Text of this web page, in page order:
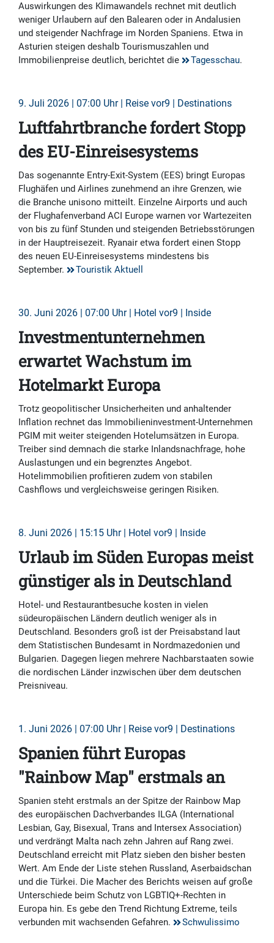
Auswirkungen des Klimawandels rechnet mit deutlich
weniger Urlaubern auf den Balearen oder in Andalusien
und steigender Nachfrage im Norden Spaniens. Etwa in
Asturien steigen deshalb Tourismuszahlen und
Immobilienpreise deutlich, berichtet die
Tagesschau.
9. Juli 2026 | 07:00 Uhr | Reise vor9 | Destinations
Luftfahrtbranche fordert Stopp
des EU-Einreisesystems
Das sogenannte Entry-Exit-System (EES) bringt Europas
Flughäfen und Airlines zunehmend an ihre Grenzen, wie
die Branche unisono mitteilt. Einzelne Airports und auch
der Flughafenverband ACI Europe warnen vor Wartezeiten
von bis zu fünf Stunden und steigenden Betriebsstörungen
in der Hauptreisezeit. Ryanair etwa fordert einen Stopp
des neuen EU-Einreisesystems mindestens bis
September.
Touristik Aktuell
30. Juni 2026 | 07:00 Uhr | Hotel vor9 | Inside
Investmentunternehmen
erwartet Wachstum im
Hotelmarkt Europa
Trotz geopolitischer Unsicherheiten und anhaltender
Inflation rechnet das Immobilieninvestment-Unternehmen
PGIM mit weiter steigenden Hotelumsätzen in Europa.
Treiber sind demnach die starke Inlandsnachfrage, hohe
Auslastungen und ein begrenztes Angebot.
Hotelimmobilien profitieren zudem von stabilen
Cashflows und vergleichsweise geringen Risiken.
8. Juni 2026 | 15:15 Uhr | Hotel vor9 | Inside
Urlaub im Süden Europas meist
günstiger als in Deutschland
Hotel- und Restaurantbesuche kosten in vielen
südeuropäischen Ländern deutlich weniger als in
Deutschland. Besonders groß ist der Preisabstand laut
dem Statistischen Bundesamt in Nordmazedonien und
Bulgarien. Dagegen liegen mehrere Nachbarstaaten sowie
die nordischen Länder inzwischen über dem deutschen
Preisniveau.
1. Juni 2026 | 07:00 Uhr | Reise vor9 | Destinations
Spanien führt Europas
"Rainbow Map" erstmals an
Spanien steht erstmals an der Spitze der Rainbow Map
des europäischen Dachverbandes ILGA (International
Lesbian, Gay, Bisexual, Trans and Intersex Association)
und verdrängt Malta nach zehn Jahren auf Rang zwei.
Deutschland erreicht mit Platz sieben den bisher besten
Wert. Am Ende der Liste stehen Russland, Aserbaidschan
und die Türkei. Die Macher des Berichts weisen auf große
Unterschiede beim Schutz von LGBTIQ+-Rechten in
Europa hin. Es gebe den Trend Richtung Extreme, teils
verbunden mit wachsenden Gefahren.
Schwulissimo